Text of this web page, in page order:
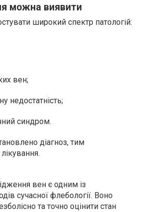
можна виявити
широкий спектр патологій:
вен;
недостатність;
синдром.
діагноз, тим
вен є одним із
сучасної флебології. Воно
та точно оцінити стан